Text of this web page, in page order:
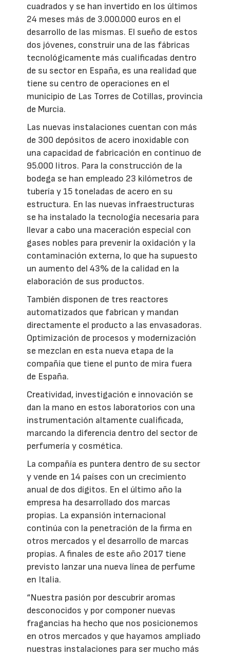
cuadrados y se han invertido en los últimos
24 meses más de 3.000.000 euros en el
desarrollo de las mismas. El sueño de estos
dos jóvenes, construir una de las fábricas
tecnológicamente más cualificadas dentro
de su sector en España, es una realidad que
tiene su centro de operaciones en el
municipio de Las Torres de Cotillas, provincia
de Murcia.
Las nuevas instalaciones cuentan con más
de 300 depósitos de acero inoxidable con
una capacidad de fabricación en continuo de
95.000 litros. Para la construcción de la
bodega se han empleado 23 kilómetros de
tubería y 15 toneladas de acero en su
estructura. En las nuevas infraestructuras
se ha instalado la tecnología necesaria para
llevar a cabo una maceración especial con
gases nobles para prevenir la oxidación y la
contaminación externa, lo que ha supuesto
un aumento del 43% de la calidad en la
elaboración de sus productos.
También disponen de tres reactores
automatizados que fabrican y mandan
directamente el producto a las envasadoras.
Optimización de procesos y modernización
se mezclan en esta nueva etapa de la
compañía que tiene el punto de mira fuera
de España.
Creatividad, investigación e innovación se
dan la mano en estos laboratorios con una
instrumentación altamente cualificada,
marcando la diferencia dentro del sector de
perfumería y cosmética.
La compañía es puntera dentro de su sector
y vende en 14 países con un crecimiento
anual de dos dígitos. En el último año la
empresa ha desarrollado dos marcas
propias. La expansión internacional
continúa con la penetración de la firma en
otros mercados y el desarrollo de marcas
propias. A finales de este año 2017 tiene
previsto lanzar una nueva línea de perfume
en Italia.
“Nuestra pasión por descubrir aromas
desconocidos y por componer nuevas
fragancias ha hecho que nos posicionemos
en otros mercados y que hayamos ampliado
nuestras instalaciones para ser mucho más